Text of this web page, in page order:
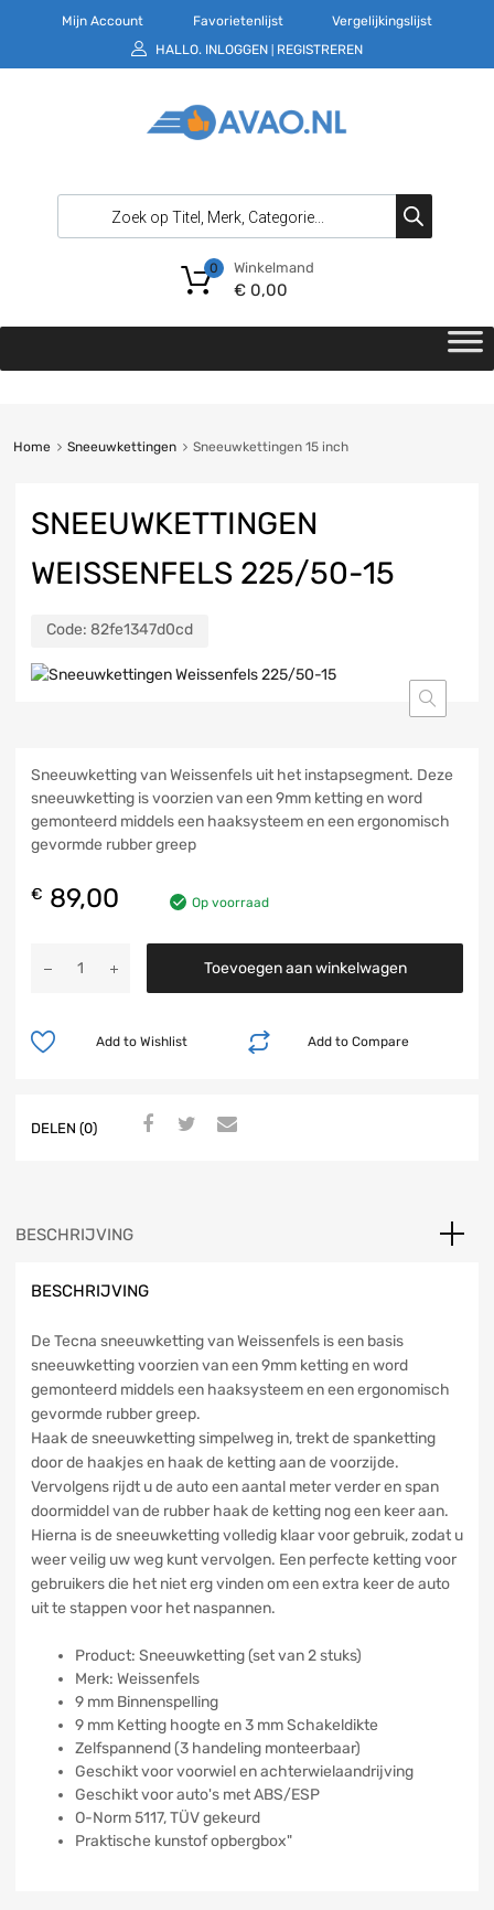
Mijn Account Favorietenlijst
Vergelijkingslijst
HALLO. INLOGGEN REGISTREREN
Winkelmand
€0,00
0
Home Sneeuwkettingen Sneeuwkettingen 15 inch
SNEEUWKETTINGEN
WEISSENFELS 225/50-15
Code: 82fe1347d0cd
Sneeuwketting van Weissenfels uit het instapsegment. Deze
sneeuwketting is voorzien van een 9mm ketting en word
gemonteerd middels een haaksysteem en een ergonomisch
gevormde rubber greep
€ 89,00 Op voorraad
Toevoegen aan winkelwagen
Add to Compare
Add to Wishlist
DELEN (0)
BESCHRIJVING
BESCHRIJVING
De Tecna sneeuwketting van Weissenfels is een basis
sneeuwketting voorzien van een 9mm ketting en word
gemonteerd middels een haaksysteem en een ergonomisch
gevormde rubber greep.
Haak de sneeuwketting simpelweg in, trekt de spanketting
door de haakjes en haak de ketting aan de voorzijde.
Vervolgens rijdt u de auto een aantal meter verder en span
doormiddel van de rubber haak de ketting nog een keer aan.
Hierna is de sneeuwketting volledig klaar voor gebruik, zodat u
weer veilig uw weg kunt vervolgen. Een perfecte ketting voor
gebruikers die het niet erg vinden om een extra keer de auto
uit te stappen voor het naspannen.
Product: Sneeuwketting (set van 2 stuks)
Merk: Weissenfels
9 mm Binnenspelling
9 mm Ketting hoogte en 3 mm Schakeldikte
Zelfspannend (3 handeling monteerbaar)
Geschikt voor voorwiel en achterwielaandrijving
Geschikt voor auto's met ABS/ESP
O-Norm 5117, TÜV gekeurd
Praktische kunstof opbergbox"